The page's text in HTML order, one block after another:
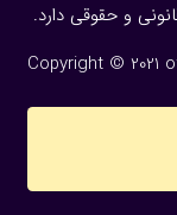
و حقوقی دارد.
Copyright © 2021